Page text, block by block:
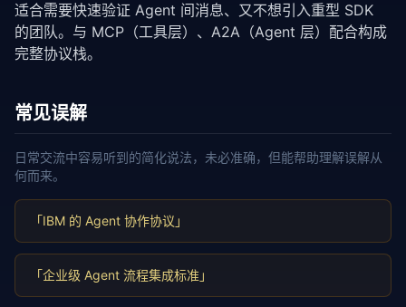
适合需要快速验证 Agent 间消息、又不想引入重型 SDK
的团队。与 MCP（工具层）、A2A（Agent 层）配合构成
完整协议栈。
常见误解
日常交流中容易听到的简化说法，未必准确，但能帮助理解误解从
何而来。
「IBM 的 Agent 协作协议」
「企业级 Agent 流程集成标准」